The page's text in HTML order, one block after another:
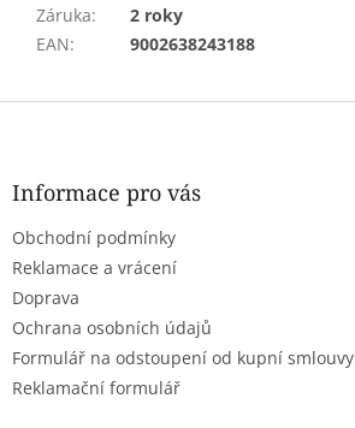
Záruka:
2 roky
EAN: 9002638243188
Z
Informace pro vás
Obchodní podmínky
Reklamace a vrácení
Doprava
Ochrana osobních údajů
Formulář na odstoupení od kupní smlouvy
Reklamační formulář